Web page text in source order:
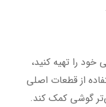
خود را تهیه کنید،
از قطعات اصلی
گوشی کمک کند.